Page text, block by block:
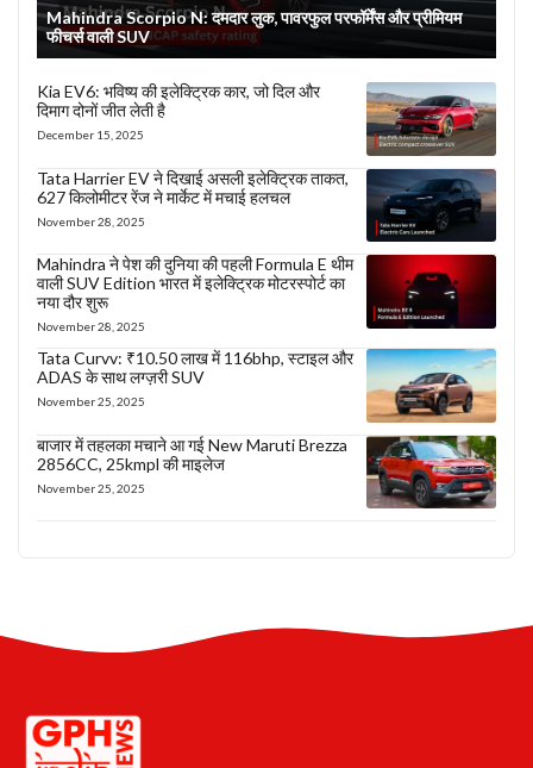
Mahindra Scorpio N: दमदार लुक, पावरफुल परफॉर्मेंस और प्रीमियम
फीचर्स वाली SUV
Kia EV6: भविष्य की इलेक्ट्रिक कार, जो दिल और
दिमाग दोनों जीत लेती है
December 15, 2025
Tata Harrier EV ने दिखाई असली इलेक्ट्रिक ताकत,
627 किलोमीटर रेंज ने मार्केट में मचाई हलचल
November 28, 2025
Mahindra ने पेश की दुनिया की पहली Formula E थीम
वाली SUV Edition भारत में इलेक्ट्रिक मोटरस्पोर्ट का
नया दौर शुरू
November 28, 2025
Tata Curvv: ₹10.50 लाख में 116bhp, स्टाइल और
ADAS के साथ लग्ज़री SUV
November 25, 2025
बाजार में तहलका मचाने आ गई New Maruti Brezza
2856CC, 25kmpl की माइलेज
November 25, 2025